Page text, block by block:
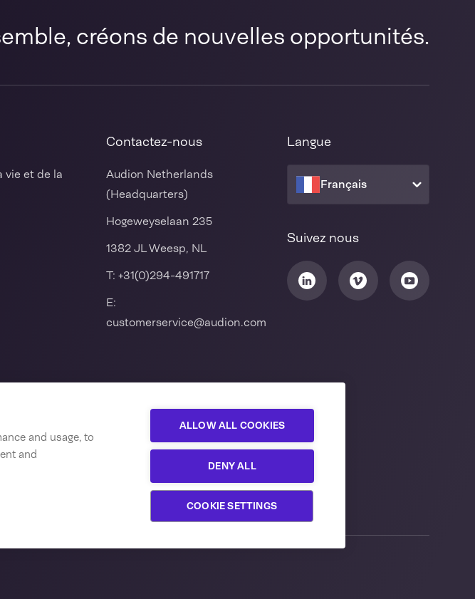
and usage, to
and
ALLOW ALL COOKIES
DENY ALL
COOKIE SETTINGS
créons de nouvelles opportunités.
vie et de la
Contactez-nous
Audion Netherlands
(Headquarters)
Hogeweyselaan 235
1382 JL Weesp, NL
T: +31(0)294-491717
E:
customerservice@audion.com
Langue
Français
Suivez nous